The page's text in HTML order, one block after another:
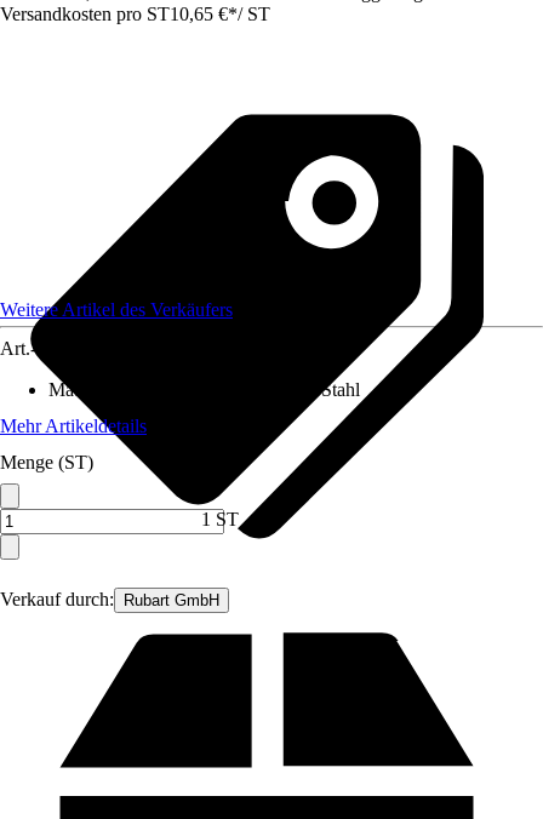
Versandkosten pro ST10,65 €*/ ST
Verkauf durch: Rubart GmbH
Weitere Artikel des Verkäufers
Art.-Nr.
Material Klinge
Chrom-Vanadium-Stahl
Mehr Artikeldetails
Menge (ST)
1 ST